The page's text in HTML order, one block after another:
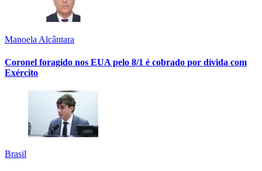
Manoela Alcântara
Coronel foragido nos EUA pelo 8/1 é cobrado por dívida com
Exército
Brasil